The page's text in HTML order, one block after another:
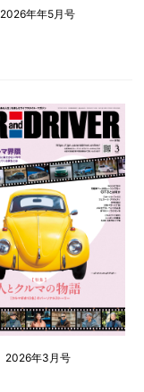
2026年年5月号
2026年3月号